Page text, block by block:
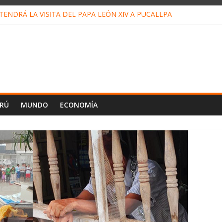
LA VISITA DEL PAPA LEÓN XIV A PUCALLPA
MUNDO ECONOMÍA